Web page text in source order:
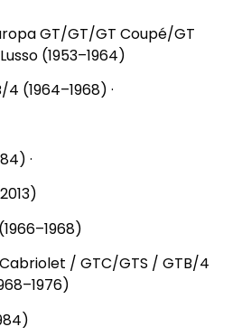
GT/GT/GT Coupé/GT
(1953–1964)
(1964–1968) ·
·
/ GTC/GTS / GTB/4